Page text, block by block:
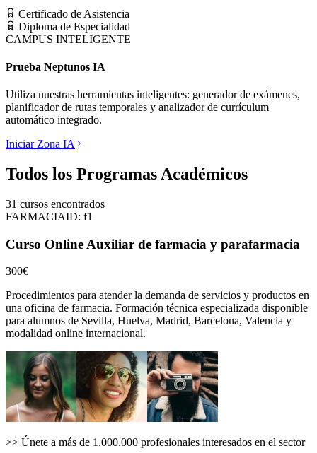
Certificado de Asistencia
Diploma de Especialidad
CAMPUS INTELIGENTE
Prueba Neptunos IA
Utiliza nuestras herramientas inteligentes: generador de exámenes,
planificador de rutas temporales y analizador de currículum
automático integrado.
Iniciar Zona IA
Todos los Programas Académicos
31 cursos encontrados
FARMACIAID: f1
Curso Online Auxiliar de farmacia y parafarmacia
300€
Procedimientos para atender la demanda de servicios y productos en
una oficina de farmacia. Formación técnica especializada disponible
para alumnos de Sevilla, Huelva, Madrid, Barcelona, Valencia y
modalidad online internacional.
>> Únete a más de 1.000.000 profesionales interesados en el sector